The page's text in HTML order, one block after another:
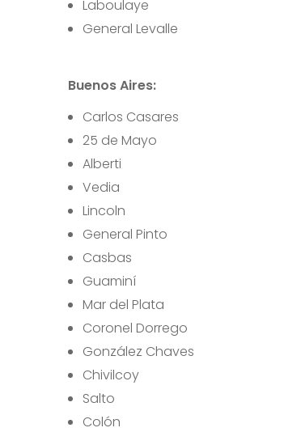
Laboulaye
General Levalle
Buenos Aires:
Carlos Casares
25 de Mayo
Alberti
Vedia
Lincoln
General Pinto
Casbas
Guaminí
Mar del Plata
Coronel Dorrego
González Chaves
Chivilcoy
Salto
Colón